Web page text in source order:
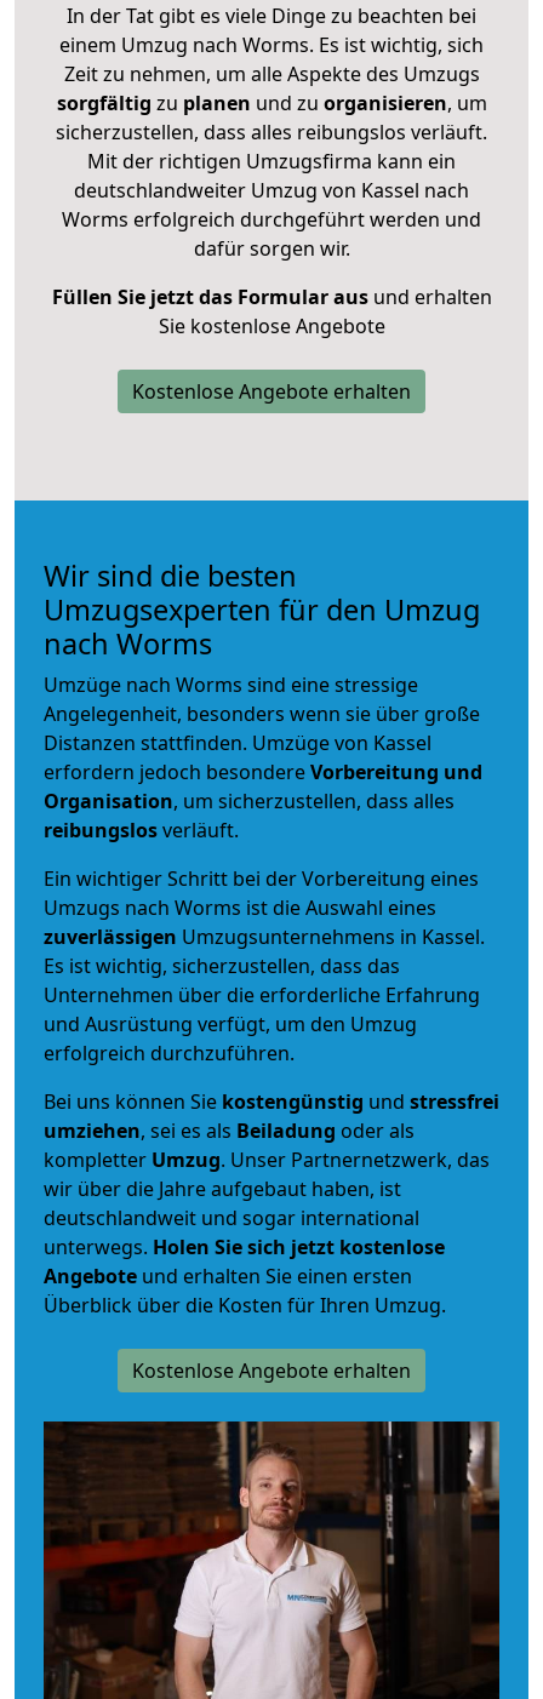
In der Tat gibt es viele Dinge zu beachten bei
einem Umzug nach Worms. Es ist wichtig, sich
Zeit zu nehmen, um alle Aspekte des Umzugs
sorgfältig zu planen und zu organisieren, um
sicherzustellen, dass alles reibungslos verläuft.
Mit der richtigen Umzugsfirma kann ein
deutschlandweiter Umzug von Kassel nach
Worms erfolgreich durchgeführt werden und
dafür sorgen wir.
Füllen Sie jetzt das Formular ausund erhalten
Sie kostenlose Angebote
Kostenlose Angebote erhalten
Wir sind die besten
Umzugsexperten für den Umzug
nach Worms
Umzüge nach Worms sind eine stressige
Angelegenheit, besonders wenn sie über große
Distanzen stattfinden. Umzüge von Kassel
erfordern jedoch besondereVorbereitung und
Organisation, um sicherzustellen, dass alles
reibungslosverläuft.
Ein wichtiger Schritt bei der Vorbereitung eines
Umzugs nach Worms ist die Auswahl eines
zuverlässigen Umzugsunternehmens in Kassel.
Es ist wichtig, sicherzustellen, dass das
Unternehmen über die erforderliche Erfahrung
und Ausrüstung verfügt, um den Umzug
erfolgreich durchzuführen.
Bei uns können Sie kostengünstig und stressfrei
umziehen, sei es als Beiladung oder als
kompletter Umzug. Unser Partnernetzwerk, das
wir über die Jahre aufgebaut haben, ist
deutschlandweit und sogar international
unterwegs. Holen Sie sich jetzt kostenlose
Angebote und erhalten Sie einen ersten
Überblick über die Kosten für Ihren Umzug.
Kostenlose Angebote erhalten